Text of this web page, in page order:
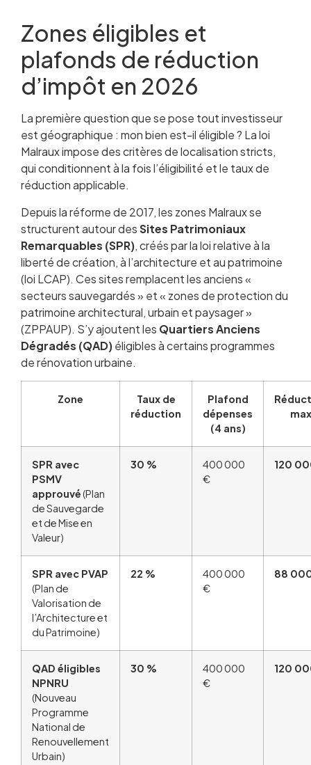
Zones éligibles et
plafonds de réduction
d’impôt en 2026
La première question que se pose tout investisseur
est géographique : mon bien est-il éligible ? La loi
Malraux impose des critères de localisation stricts,
qui conditionnent à la fois l’éligibilité et le taux de
réduction applicable.
Depuis la réforme de 2017, les zones Malraux se
structurent autour desSites Patrimoniaux
Remarquables (SPR), créés par la loi relative à la
liberté de création, à l’architecture et au patrimoine
(loi LCAP). Ces sites remplacent les anciens «
secteurs sauvegardés » et « zones de protection du
patrimoine architectural, urbain et paysager »
(ZPPAUP). S’y ajoutent les Quartiers Anciens
Dégradés (QAD)éligibles à certains programmes
de rénovation urbaine.
Zone
Taux de
réduction
Plafond
dépenses
(4 ans)
max
SPR avec
PSMV
approuvé(Plan
de Sauvegarde
et de Mise en
Valeur)
30 %
400 000
€
120
SPR avec PVAP
(Plan de
Valorisation de
l’Architecture et
du Patrimoine)
22 %
400 000
€
88
QAD éligibles
NPNRU
(Nouveau
Programme
National de
Renouvellement
Urbain)
30 %
400 000
€
120